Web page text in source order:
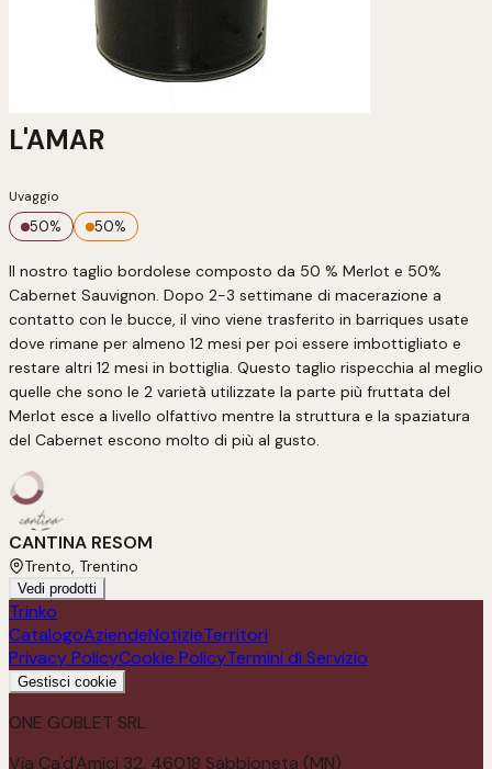
L'AMAR
Uvaggio
50% 50%
Il nostro taglio bordolese composto da 50 % Merlot e 50%
Cabernet Sauvignon. Dopo 2-3 settimane di macerazione a
contatto con le bucce, il vino viene trasferito in barriques usate
dove rimane per almeno 12 mesi per poi essere imbottigliato e
restare altri 12 mesi in bottiglia. Questo taglio rispecchia al meglio
quelle che sono le 2 varietà utilizzate la parte più fruttata del
Merlot esce a livello olfattivo mentre la struttura e la spaziatura
del Cabernet escono molto di più al gusto.
CANTINA RESOM
Trento, Trentino
Vedi prodotti
Trinko
CatalogoAziendeNotizieTerritori
Privacy PolicyCookie PolicyTermini di Servizio
Gestisci cookie
ONE GOBLET SRL
Via Ca'd'Amici 32, 46018 Sabbioneta (MN)